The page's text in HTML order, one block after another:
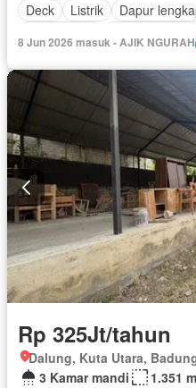
Deck
Listrik Dapur
Pemandangan panorama
Air
Tangki air Teras
8 Jun 2026 masuk - AJIK NGURAH
Rp 325Jt/tahun
Dalung, Kuta Utara,
3 Kamar mandi
1.351